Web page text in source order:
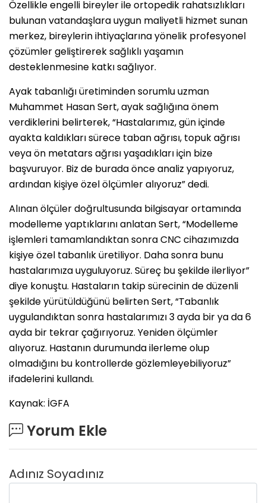
Özellikle engelli bireyler ile ortopedik rahatsızlıkları
bulunan vatandaşlara uygun maliyetli hizmet sunan
merkez, bireylerin ihtiyaçlarına yönelik profesyonel
çözümler geliştirerek sağlıklı yaşamın
desteklenmesine katkı sağlıyor.
Ayak tabanlığı üretiminden sorumlu uzman
Muhammet Hasan Sert, ayak sağlığına önem
verdiklerini belirterek, “Hastalarımız, gün içinde
ayakta kaldıkları sürece taban ağrısı, topuk ağrısı
veya ön metatars ağrısı yaşadıkları için bize
başvuruyor. Biz de burada önce analiz yapıyoruz,
ardından kişiye özel ölçümler alıyoruz” dedi.
Alınan ölçüler doğrultusunda bilgisayar ortamında
modelleme yaptıklarını anlatan Sert, “Modelleme
işlemleri tamamlandıktan sonra CNC cihazımızda
kişiye özel tabanlık üretiliyor. Daha sonra bunu
hastalarımıza uyguluyoruz. Süreç bu şekilde ilerliyor”
diye konuştu. Hastaların takip sürecinin de düzenli
şekilde yürütüldüğünü belirten Sert, “Tabanlık
uygulandıktan sonra hastalarımızı 3 ayda bir ya da 6
ayda bir tekrar çağırıyoruz. Yeniden ölçümler
alıyoruz. Hastanın durumunda ilerleme olup
olmadığını bu kontrollerde gözlemleyebiliyoruz”
ifadelerini kullandı.
Kaynak: İGFA
Yorum Ekle
Adınız Soyadınız